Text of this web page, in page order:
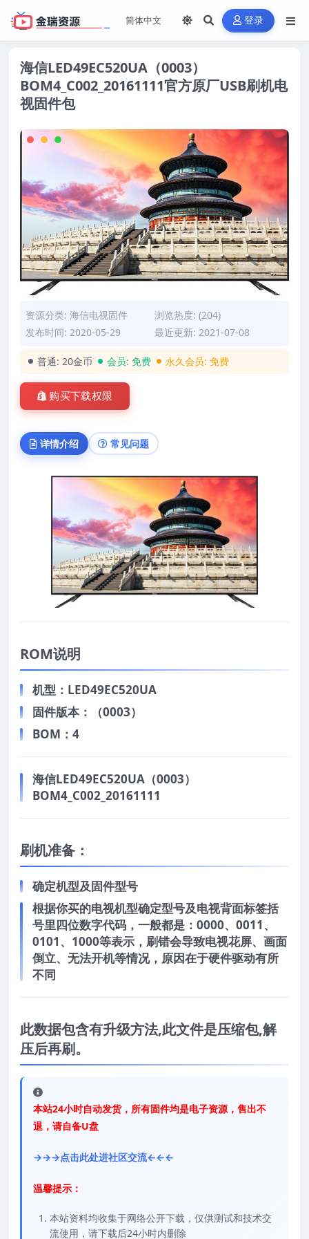
登录
海信LED49EC520UA（0003）
BOM4_C002_20161111官方原厂USB刷机电
视固件包
资源分类: 海信电视固件
浏览热度: (204)
发布时间: 2020-05-29
最近更新: 2021-07-08
普通: 20金币 会员: 免费 永久会员: 免费
购买下载权限
详情介绍 常见问题
ROM说明
机型：LED49EC520UA
固件版本：（0003）
BOM：4
海信LED49EC520UA（0003）
BOM4_C002_20161111
刷机准备：
确定机型及固件型号
根据你买的电视机型确定型号及电视背面标签括
号里四位数字代码，一般都是：0000、0011、
0101、1000等表示，刷错会导致电视花屏、画面
倒立、无法开机等情况，原因在于硬件驱动有所
不同
此数据包含有升级方法,此文件是压缩包,解
压后再刷。
本站24小时自动发货，所有固件均是电子资源，售出不
退，请自备U盘
→→→点击此处进社区交流←←←
温馨提示：
本站资料均收集于网络公开下载，仅供测试和技术交
流使用，请下载后24小时内删除